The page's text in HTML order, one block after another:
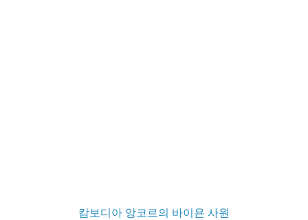
캄보디아 앙코르의 바이욘 사원